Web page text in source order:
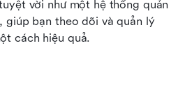
vời như một hệ thống quản
giúp bạn theo dõi và quản lý
cách hiệu quả.